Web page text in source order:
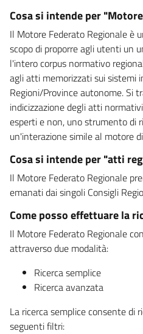
Cosa si intende per
Il Motore Federato Regionale è
scopo di proporre agli utenti un
l'intero corpus normativo
agli atti memorizzati sui sistemi
Regioni/Province autonome. Si
indicizzazione degli atti
esperti e non, uno strumento di
un'interazione simile al motore
Cosa si intende per "atti
Il Motore Federato Regionale
emanati dai singoli Consigli
Come posso effettuare la
Il Motore Federato Regionale
attraverso due modalità:
Ricerca semplice
Ricerca avanzata
La ricerca semplice consente di
seguenti filtri: